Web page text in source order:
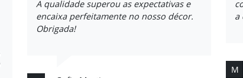
A qualidade superou as expectativas e
encaixa perfeitamente no nosso décor.
Obrigada!
a
M